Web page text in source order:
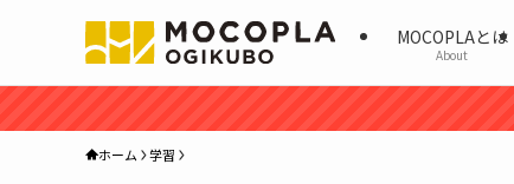
MOCOPLAとは
About
ホーム 学習